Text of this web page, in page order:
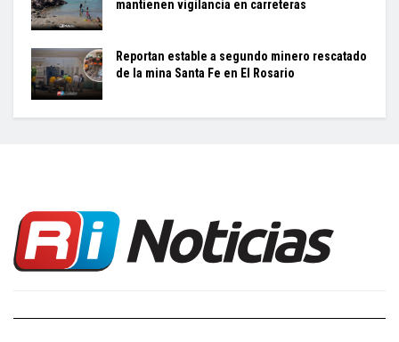
mantienen vigilancia en carreteras
Reportan estable a segundo minero rescatado
de la mina Santa Fe en El Rosario